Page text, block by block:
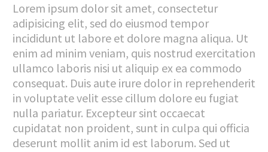
Lorem ipsum dolor sit amet, consectetur
adipisicing elit, sed do eiusmod tempor
incididunt ut labore et dolore magna aliqua. Ut
enim ad minim veniam, quis nostrud exercitation
ullamco laboris nisi ut aliquip ex ea commodo
consequat. Duis aute irure dolor in reprehenderit
in voluptate velit esse cillum dolore eu fugiat
nulla pariatur. Excepteur sint occaecat
cupidatat non proident, sunt in culpa qui officia
deserunt mollit anim id est laborum. Sed ut